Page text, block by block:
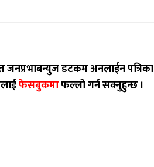
जनप्रभाबन्युज डटकम अनलाईन पत्रिका
फेसबुकमाफल्लो गर्न सक्नुहुन्छ ।